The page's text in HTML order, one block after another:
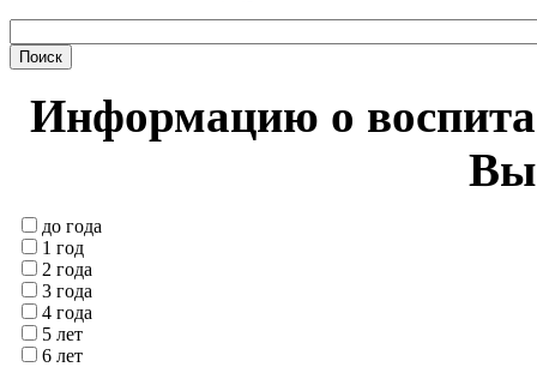
Информацию о
Вы
до года
1 год
2 года
3 года
4 года
5 лет
6 лет